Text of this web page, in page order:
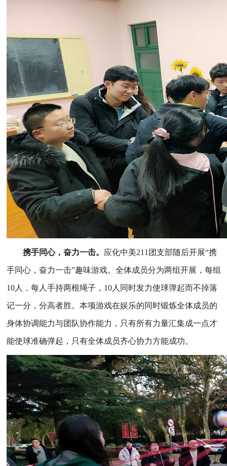
携手同心，奋力一击。 应化中美211团支部随后开展“携
手同心，奋力一击”趣味游戏。全体成员分为两组开展，每组
10人，每人手持两根绳子，10人同时发力使球弹起而不掉落
记一分，分高者胜。本项游戏在娱乐的同时锻炼全体成员的
身体协调能力与团队协作能力，只有所有力量汇集成一点才
能使球准确弹起，只有全体成员齐心协力方能成功。